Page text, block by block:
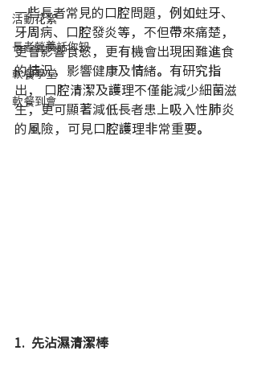
活動花絮
長者營養話你知
軟餐學堂
軟餐到會
一些長者常見的口腔問題，例如蛀牙、
牙周病、口腔發炎等，不但帶來痛楚，
更會影響食慾，更有機會出現困難進食
的情況，影響健康及情緒。有研究指
出， 口腔清潔及護理不僅能減少細菌滋
生，更可顯著減低長者患上吸入性肺炎
的風險，可見口腔護理非常重要。
1.  先沾濕清潔棒